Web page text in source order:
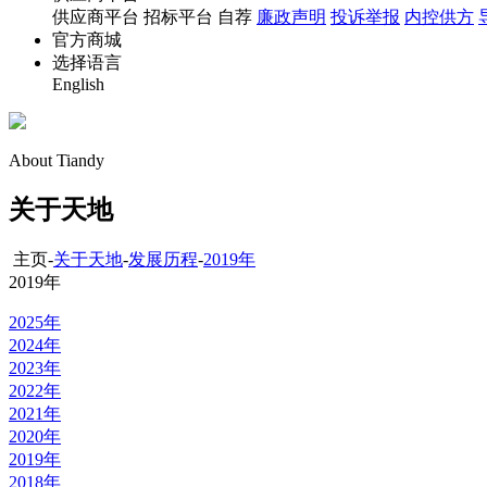
供应商平台 招标平台 自荐 廉政声明 投诉举报 内控供方
官方商城
选择语言
English
About Tiandy
关于天地
主页-关于天地-发展历程-2019年
2019年
2025年
2024年
2023年
2022年
2021年
2020年
2019年
2018年